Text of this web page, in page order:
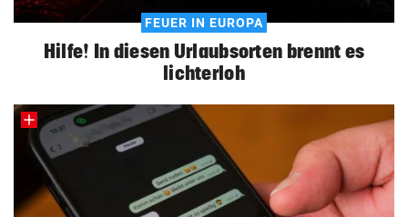
FEUER IN EUROPA
Hilfe! In diesen Urlaubsorten brennt es
lichterloh